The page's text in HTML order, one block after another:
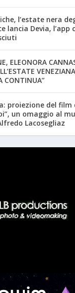
l’estate nera
lancia Devia, l’app
ELEONORA
CONTINUA”
proiezione del
un omaggio al
Lacosegliaz